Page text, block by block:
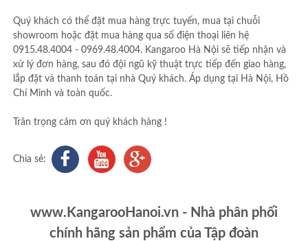
Quý khách có thể đặt mua hàng trực tuyến, mua tại chuỗi
showroom hoặc đặt mua hàng qua số điện thoại liên hệ
0915.48.4004 - 0969.48.4004. Kangaroo Hà Nội sẽ tiếp nhận và
xử lý đơn hàng, sau đó đội ngũ kỹ thuật trực tiếp đến giao hàng,
lắp đặt và thanh toán tại nhà Quý khách. Áp dụng tại Hà Nội, Hồ
Chí Minh và toàn quốc.
Trân trọng cảm ơn quý khách hàng !
Chia sẻ:
www.KangarooHanoi.vn - Nhà phân phối
chính hãng sản phẩm của Tập đoàn